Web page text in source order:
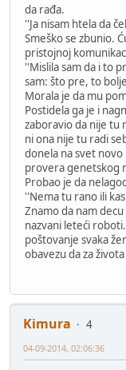
da rađa.
''Ja nisam htela da
Smeško se zbunio.
pristojnoj
''Mislila sam da i to
sam: što pre, to
Morala je da mu
Postidela ga je i
zaboravio da nije tu
ni ona nije tu radi
donela na svet
provera genetskog
Probao je da
''Nema tu rano ili
Znamo da nam
nazvani leteći
poštovanje svaka
obavezu da za
Kimura
4
04-09-2014, 02:06:36